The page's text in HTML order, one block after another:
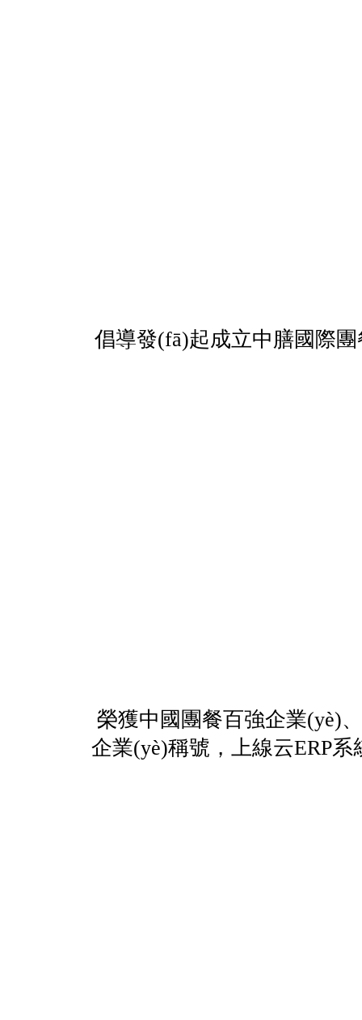
倡導發(fā)起成立中膳國際團
榮獲中國團餐百強企業
企業(yè)稱號，上線云ERP系